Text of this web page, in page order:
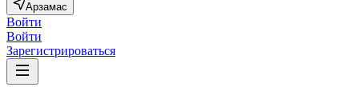
Арзамас
Войти
Войти
Зарегистрироваться